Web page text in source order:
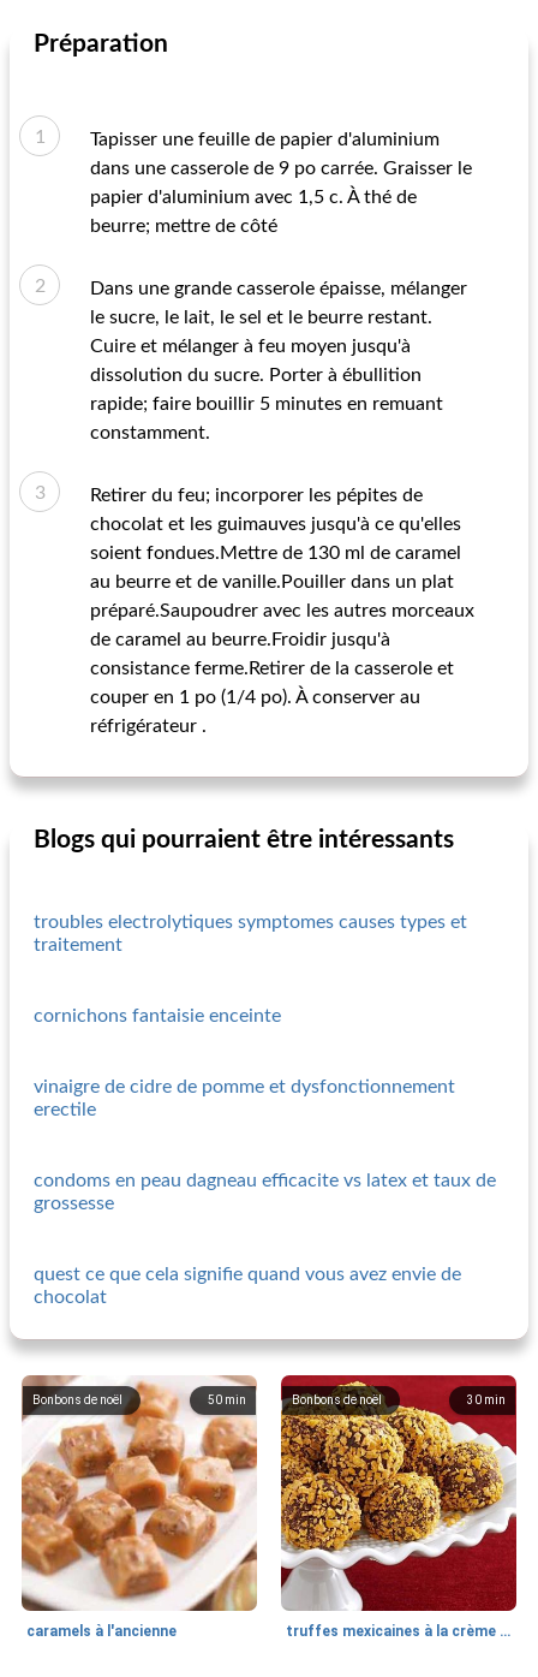
Préparation
Tapisser une feuille de papier d'aluminium
dans une casserole de 9 po carrée. Graisser le
papier d'aluminium avec 1,5 c. À thé de
beurre; mettre de côté
Dans une grande casserole épaisse, mélanger
le sucre, le lait, le sel et le beurre restant.
Cuire et mélanger à feu moyen jusqu'à
dissolution du sucre. Porter à ébullition
rapide; faire bouillir 5 minutes en remuant
constamment.
Retirer du feu; incorporer les pépites de
chocolat et les guimauves jusqu'à ce qu'elles
soient fondues.Mettre de 130 ml de caramel
au beurre et de vanille.Pouiller dans un plat
préparé.Saupoudrer avec les autres morceaux
de caramel au beurre.Froidir jusqu'à
consistance ferme.Retirer de la casserole et
couper en 1 po (1/4 po). À conserver au
réfrigérateur .
Blogs qui pourraient être intéressants
troubles electrolytiques symptomes causes types et
traitement
cornichons fantaisie enceinte
vinaigre de cidre de pomme et dysfonctionnement
erectile
condoms en peau dagneau efficacite vs latex et taux de
grossesse
quest ce que cela signifie quand vous avez envie de
chocolat
50 min
Bonbons de noël
caramels à l'ancienne
30 min
Bonbons de noël
truffes mexicaines à la crème glacée